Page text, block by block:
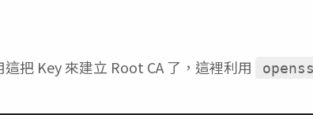
把 Key 來建立 Root CA 了，這裡利用